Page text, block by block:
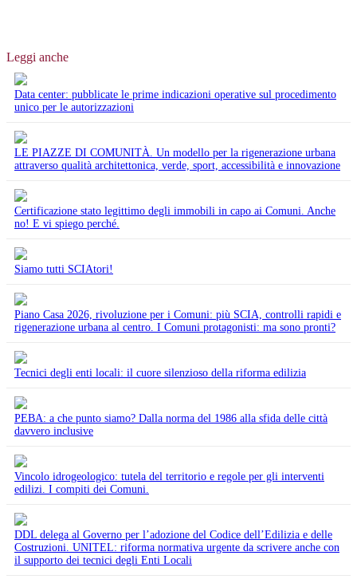
Leggi anche
Data center: pubblicate le prime indicazioni operative sul procedimento
unico per le autorizzazioni
LE PIAZZE DI COMUNITÀ. Un modello per la rigenerazione urbana
attraverso qualità architettonica, verde, sport, accessibilità e innovazione
Certificazione stato legittimo degli immobili in capo ai Comuni. Anche
no! E vi spiego perché.
Siamo tutti SCIAtori!
Piano Casa 2026, rivoluzione per i Comuni: più SCIA, controlli rapidi e
rigenerazione urbana al centro. I Comuni protagonisti: ma sono pronti?
Tecnici degli enti locali: il cuore silenzioso della riforma edilizia
PEBA: a che punto siamo? Dalla norma del 1986 alla sfida delle città
davvero inclusive
Vincolo idrogeologico: tutela del territorio e regole per gli interventi
edilizi. I compiti dei Comuni.
DDL delega al Governo per l’adozione del Codice dell’Edilizia e delle
Costruzioni. UNITEL: riforma normativa urgente da scrivere anche con
il supporto dei tecnici degli Enti Locali